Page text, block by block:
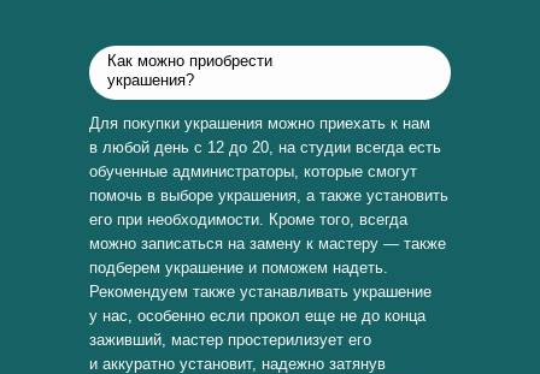
Как можно приобрести
украшения?
Для покупки украшения можно приехать к нам
в любой день с 12 до 20, на студии всегда есть
обученные администраторы, которые смогут
помочь в выборе украшения, а также установить
его при необходимости. Кроме того, всегда
можно записаться на замену к мастеру — также
подберем украшение и поможем надеть.
Рекомендуем также устанавливать украшение
у нас, особенно если прокол еще не до конца
заживший, мастер простерилизует его
и аккуратно установит, надежно затянув